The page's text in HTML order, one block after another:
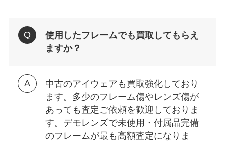
使用したフレームでも買取してもらえ
ますか？
中古のアイウェアも買取強化しており
ます。多少のフレーム傷やレンズ傷が
あっても査定ご依頼を歓迎しておりま
す。デモレンズで未使用・付属品完備
のフレームが最も高額査定になりま